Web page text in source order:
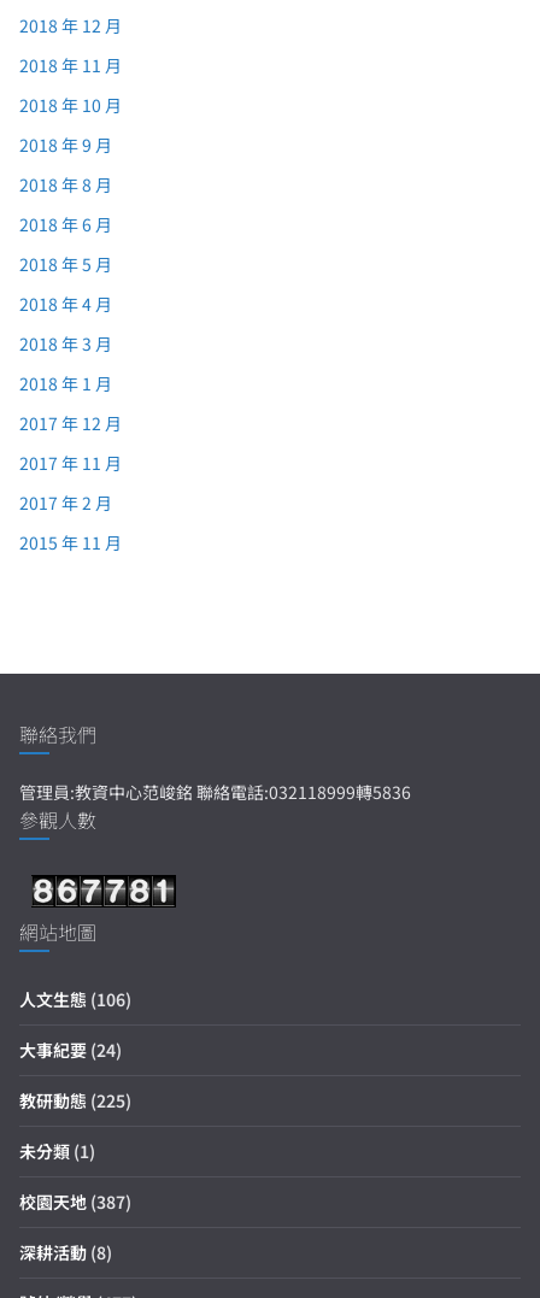
2018 年 12 月
2018 年 11 月
2018 年 10 月
2018 年 9 月
2018 年 8 月
2018 年 6 月
2018 年 5 月
2018 年 4 月
2018 年 3 月
2018 年 1 月
2017 年 12 月
2017 年 11 月
2017 年 2 月
2015 年 11 月
聯絡我們
管理員:教資中心范峻銘 聯絡電話:032118999轉5836
參觀人數
網站地圖
人文生態 (106)
大事紀要 (24)
教研動態 (225)
未分類 (1)
校園天地 (387)
深耕活動 (8)